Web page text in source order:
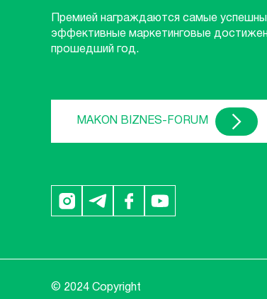
Премией награждаются самые
эффективные маркетинговые
прошедший год.
MAKON BIZNES-FORUM
© 2024 Copyright